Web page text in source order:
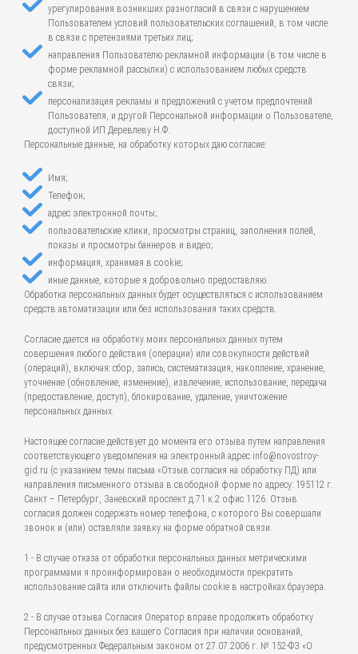
урегулирования возникших разногласий в связи с нарушением
Пользователем условий пользовательских соглашений, в том числе
в связи с претензиями третьих лиц;
направления Пользователю рекламной информации (в том числе в
форме рекламной рассылки) с использованием любых средств
связи;
персонализация рекламы и предложений с учетом предпочтений
Пользователя, и другой Персональной информации о Пользователе,
доступной ИП Деревлеву Н.Ф.
Персональные данные, на обработку которых даю согласие:
Имя;
Телефон;
адрес электронной почты;
пользовательские клики, просмотры страниц, заполнения полей,
показы и просмотры баннеров и видео;
информация, хранимая в cookie;
иные данные, которые я добровольно предоставляю.
Обработка персональных данных будет осуществляться с использованием
средств автоматизации или без использования таких средств.
Согласие дается на обработку моих персональных данных путем
совершения любого действия (операции) или совокупности действий
(операций), включая: сбор, запись, систематизация, накопление, хранение,
уточнение (обновление, изменение), извлечение, использование, передача
(предоставление, доступ), блокирование, удаление, уничтожение
персональных данных.
Настоящее согласие действует до момента его отзыва путем направления
соответствующего уведомления на электронный адрес info@novostroy-
gid.ru (с указанием темы письма «Отзыв согласия на обработку ПД) или
направления письменного отзыва в свободной форме по адресу: 195112 г.
Санкт – Петербург, Заневский проспект д.71 к.2 офис 1126. Отзыв
согласия должен содержать номер телефона, с которого Вы совершали
звонок и (или) оставляли заявку на форме обратной связи.
1 - В случае отказа от обработки персональных данных метрическими
программами я проинформирован о необходимости прекратить
использование сайта или отключить файлы cookie в настройках браузера.
2 - В случае отзыва Согласия Оператор вправе продолжить обработку
Персональных данных без вашего Согласия при наличии оснований,
предусмотренных Федеральным законом от 27.07.2006 г. № 152-ФЗ «О